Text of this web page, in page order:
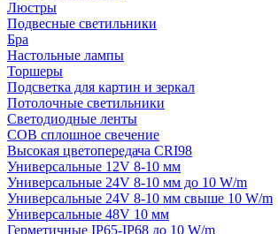
Люстры
Подвесные светильники
Бра
Настольные лампы
Торшеры
Подсветка для картин и зеркал
Потолочные светильники
Светодиодные ленты
COB сплошное свечение
Высокая цветопередача CRI98
Универсальные 12V 8-10 мм
Универсальные 24V 8-10 мм до 10 W/m
Универсальные 24V 8-10 мм свыше 10 W/m
Универсальные 48V 10 мм
Герметичные IP65-IP68 до 10 W/m